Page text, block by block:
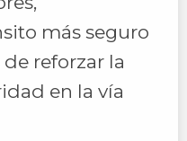
más seguro
reforzar la
en la vía